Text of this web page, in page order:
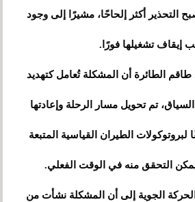
التحذير أكثر إلحاحًا، مشيرًا إلى وجود
إيقاف تشغيلها فورًا.
طاقم الطائرة أن المشكلة تُعامل كتهديد
تم تحويل مسار الرحلة وإعادتها
لبروتوكولات الطيران القياسية المتبعة
التحقق منه في الوقت الفعلي.
الجوية إلى أن المشكلة نشأت من